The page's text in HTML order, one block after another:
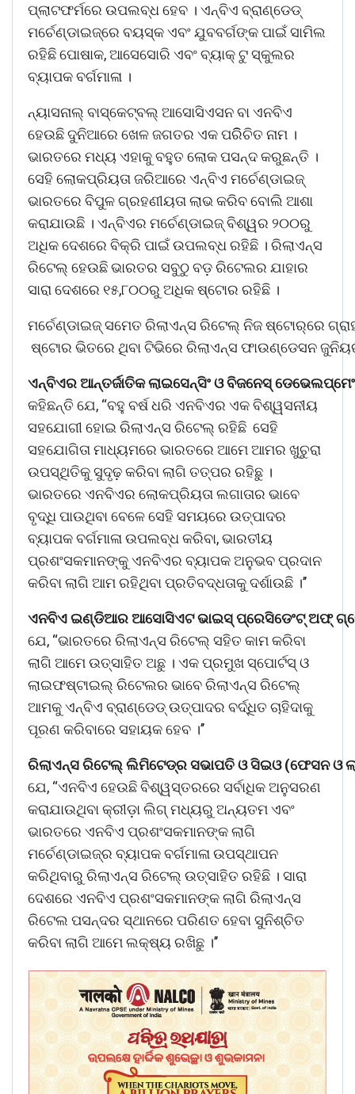
ପ୍ଲାଟଫର୍ମରେ ଉପଲବ୍ଧ ହେବ । ଏନ୍‌ବିଏ ବ୍ରାଣ୍ଡେଡ୍
ମର୍ଚେଣ୍ଡାଇଜ୍‌ରେ ବୟସ୍କ ଏବଂ ଯୁବବର୍ଗଙ୍କ ପାଇଁ ସାମିଲ
ରହିଛି ପୋଷାକ, ଆସେସୋରି ଏବଂ ବ୍ୟାକ୍ ଟୁ ସ୍କୁଲର
ବ୍ୟାପକ ବର୍ଗମାଳା ।
ନ୍ୟାସନାଲ୍ ବାସ୍କେଟ୍‌ବଲ୍ ଆସୋସିଏସନ ବା ଏନବିଏ
ହେଉଛି ଦୁନିଆରେ ଖେଳ ଜଗତର ଏକ ପରିିଚିତ ନାମ ।
ଭାରତରେ ମଧ୍ୟ ଏହାକୁ ବହୁତ ଲୋକ ପସନ୍ଦ କରୁଛନ୍ତି ।
ସେହି ଲୋକପ୍ରିୟତା ଜରିଆରେ ଏନ୍‌ବିଏ ମର୍ଚେଣ୍ଡାଇଜ୍
ଭାରତରେ ବିପୁଳ ଗ୍ରହଣୀୟତା ଲାଭ କରିବ ବୋଲି ଆଶା
କରାଯାଉଛି । ଏନ୍‌ବିଏର ମର୍ଚେଣ୍ଡାଇଜ୍ ବିଶ୍ୱର ୨୦୦ରୁ
ଅଧିକ ଦେଶରେ ବିକ୍ରି ପାଇଁ ଉପଲବ୍ଧ ରହିଛି । ରିଲାଏନ୍ସ
ରିଟେଲ୍ ହେଉଛି ଭାରତର ସବୁଠୁ ବଡ଼ ରିଟେଲର ଯାହାର
ସାରା ଦେଶରେ ୧୫,୮୦୦ରୁ ଅଧିକ ଷ୍ଟୋର ରହିଛି ।
ମର୍ଚେଣ୍ଡାଇଜ୍ ସମେତ ରିଲାଏନ୍ସ ରିଟେଲ୍ ନିଜ ଷ୍ଟୋର୍‌ରେ
ଷ୍ଟୋର ଭିତରେ ଥିବା ଟିଭିରେ ରିଲାଏନ୍ସ ଫାଉଣ୍ଡେସନ
ଏନ୍‌ବିଏରଆନ୍ତର୍ଜାତିକଲାଇସେନ୍ସିଂଓବିଜନେସ୍
କହିଛନ୍ତି ଯେ, “ବହୁ ବର୍ଷ ଧରି ଏନବିଏର ଏକ ବିଶ୍ୱସନୀୟ
ସହଯୋଗୀ ହୋଇ ରିଲାଏନ୍ସ ରିଟେଲ୍ ରହିଛି ସେହି
ସହଯୋଗିତା ମାଧ୍ୟମରେ ଭାରତରେ ଆମେ ଆମର ଖୁଚୁରା
ଉପସ୍ଥିତିକୁ ସୁଦୃଢ଼ କରିବା ଲାଗି ତତ୍ପର ରହିଛୁ ।
ଭାରତରେ ଏନବିଏର ଲୋକପ୍ରିୟତା ଲଗାତାର ଭାବେ
ବୃଦ୍ଧି ପାଉଥିବା ବେଳେ ସେହି ସମୟରେ ଉତ୍ପାଦର
ବ୍ୟାପକ ବର୍ଗମାଳା ଉପଲବ୍ଧ କରିବା, ଭାରତୀୟ
ପ୍ରଶଂସକମାନଙ୍କୁ ଏନବିଏର ବ୍ୟାପକ ଅନୁଭବ ପ୍ରଦାନ
କରିବା ଲାଗି ଆମ ରହିଥିବା ପ୍ରତିବଦ୍ଧତାକୁ ଦର୍ଶାଉଛି ।’’
ଏନବିଏଇଣ୍ଡିଆରଆସୋସିଏଟଭାଇସ୍ପ୍ରେସିଡେଂଟ୍ଅଫ୍
ଯେ, “ଭାରତରେ ରିଲାଏନ୍ସ ରିଟେଲ୍ ସହିତ କାମ କରିବା
ଲାଗି ଆମେ ଉତ୍ସାହିତ ଅଛୁ । ଏକ ପ୍ରମୁଖ ସ୍ପୋର୍ଟସ୍ ଓ
ଲାଇଫଷ୍ଟାଇଲ୍ ରିଟେଲର ଭାବେ ରିଲାଏନ୍ସ ରିଟେଲ୍
ଆମକୁ ଏନ୍‌ବିଏ ବ୍ରାଣ୍ଡେଡ୍ ଉତ୍ପାଦର ବର୍ଦ୍ଧିତ ଚାହିଦାକୁ
ପୂରଣ କରିବାରେ ସହାୟକ ହେବ ।’’
ରିଲାଏନ୍ସରିଟେଲ୍ଲିମିଟେଡ୍‌ରସଭାପତିଓସିଇଓ(ଫେସନଓ
ଯେ, “ଏନବିଏ ହେଉଛି ବିଶ୍ୱସ୍ତରରେ ସର୍ବାଧିକ ଅନୁସରଣ
କରାଯାଉଥିବା କ୍ରୀଡ଼ା ଲିଗ୍ ମଧ୍ୟରୁ ଅନ୍ୟତମ ଏବଂ
ଭାରତରେ ଏନବିଏ ପ୍ରଶଂସକମାନଙ୍କ ଲାଗି
ମର୍ଚେଣ୍ଡାଇଜ୍‌ର ବ୍ୟାପକ ବର୍ଗମାଳା ଉପସ୍ଥାପନ
କରିଥିବାରୁ ରିଲାଏନ୍ସ ରିଟେଲ୍ ଉତ୍ସାହିତ ରହିଛି । ସାରା
ଦେଶରେ ଏନବିଏ ପ୍ରଶଂସକମାନଙ୍କ ଲାଗି ରିଲାଏନ୍ସ
ରିଟେଲ ପସନ୍ଦର ସ୍ଥାନରେ ପରିଣତ ହେବା ସୁନିଶ୍ଚିତ
କରିବା ଲାଗି ଆମେ ଲକ୍ଷ୍ୟ ରଖିଛୁ ।’’